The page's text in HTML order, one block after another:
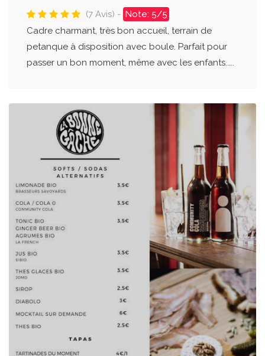
(7 Avis) - Note: 5/5
Cadre charmant, très bon accueil, terrain de
petanque à disposition avec boule. Parfait pour
passer un bon moment, même avec les enfants.....